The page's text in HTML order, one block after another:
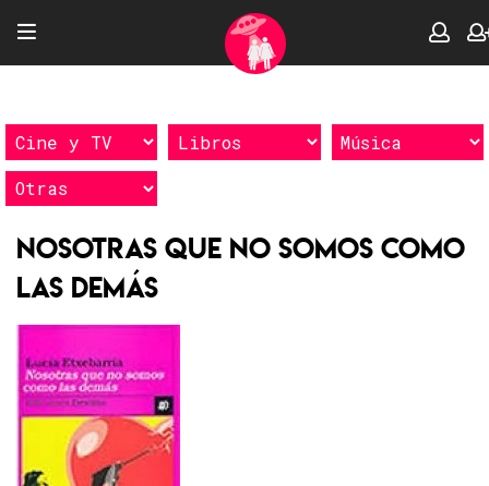
Nosotras que no somos como
las demás